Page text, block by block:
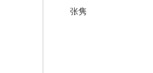
张隽